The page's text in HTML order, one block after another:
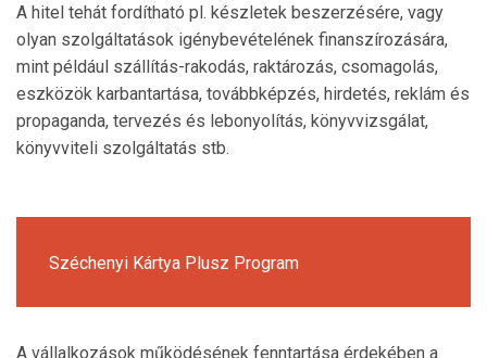
A hitel tehát fordítható pl. készletek beszerzésére, vagy
olyan szolgáltatások igénybevételének finanszírozására,
mint például szállítás-rakodás, raktározás, csomagolás,
eszközök karbantartása, továbbképzés, hirdetés, reklám és
propaganda, tervezés és lebonyolítás, könyvvizsgálat,
könyvviteli szolgáltatás stb.
Széchenyi Kártya Plusz Program
A vállalkozások működésének fenntartása érdekében a